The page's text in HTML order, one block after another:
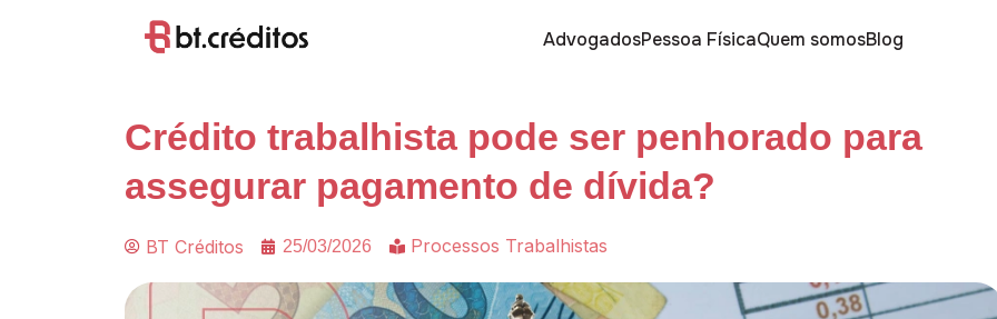
AdvogadosPessoa FísicaQuem somosBlog
Crédito trabalhista pode ser penhorado para
assegurar pagamento de dívida?
BT Créditos 25/03/2026 Processos Trabalhistas